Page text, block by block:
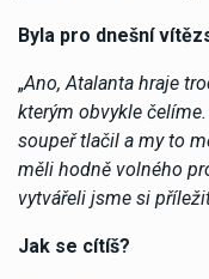
Byla pro dnešní
„Ano, Atalanta hraje
kterým obvykle
soupeř tlačil a my to
měli hodně volného
vytvářeli jsme si
Jak se cítíš?